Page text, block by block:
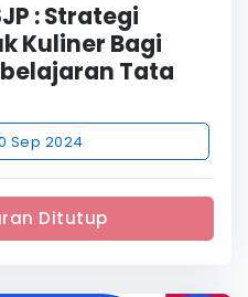
: Strategi
Kuliner Bagi
Tata
Sep 2024
Ditutup